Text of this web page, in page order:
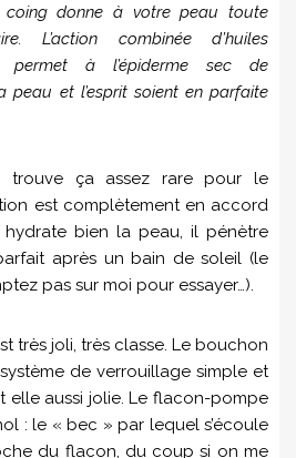
donne à votre peau toute
L’action combinée d’huiles
permet à l’épiderme sec de
peau et l’esprit soient en parfaite
trouve ça assez rare pour le
est complètement en accord
bien la peau, il pénètre
après un bain de soleil (le
pas sur moi pour essayer…).
très joli, très classe. Le bouchon
de verrouillage simple et
elle aussi jolie. Le flacon-pompe
: le « bec » par lequel s’écoule
du flacon, du coup si on me